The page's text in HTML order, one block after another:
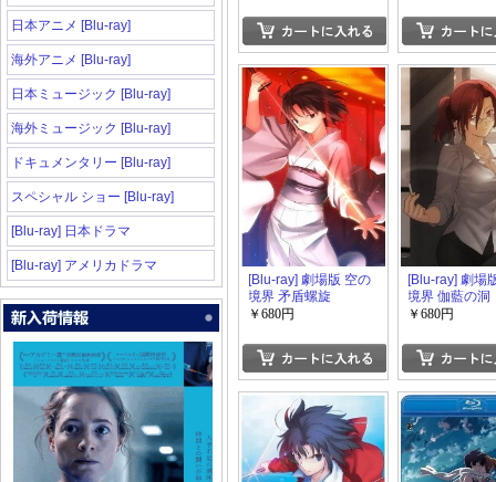
日本アニメ [Blu-ray]
海外アニメ [Blu-ray]
日本ミュージック [Blu-ray]
海外ミュージック [Blu-ray]
ドキュメンタリー [Blu-ray]
スペシャル ショー [Blu-ray]
[Blu-ray] 日本ドラマ
[Blu-ray] アメリカドラマ
[Blu-ray] 劇場版 空の
境界 矛盾螺旋
￥680円
[Blu-ray] 劇場
境界 伽藍の洞
￥680円